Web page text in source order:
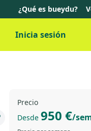
¿Qué es bueydu?
Inicia sesión
Precio
Desde 950 €/